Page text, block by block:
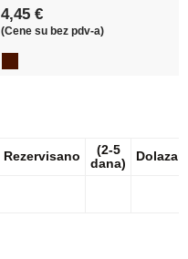
4,45 €
(Cene su bez pdv-a)
Rezervisano
(2-5
dana)
Dolazak